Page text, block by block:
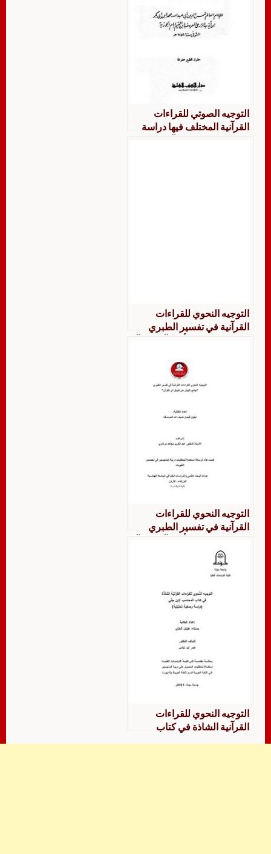
التوجيه الصوتي للقراءات
القرآنية المختلف فيها دراسة
التوجيه النحوي للقراءات
القرآنية في تفسير الطبري
التوجيه النحوي للقراءات
القرآنية في تفسير الطبري
التوجيه النحوي للقراءات
القرآنية الشاذة في كتاب